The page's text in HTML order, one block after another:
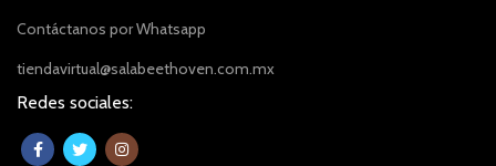
Contáctanos por Whatsapp
tiendavirtual@salabeethoven.com.mx
Redes sociales: